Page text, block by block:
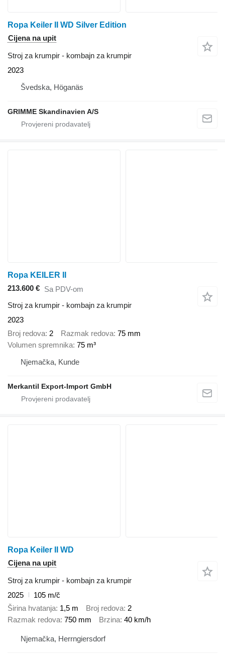
Ropa Keiler II WD Silver Edition
Cijena na upit
Stroj za krumpir - kombajn za krumpir
2023
Švedska, Höganäs
GRIMME Skandinavien A/S
Ropa KEILER II
213.600 € Sa PDV-om
Stroj za krumpir - kombajn za krumpir
2023
Broj redova 2 Razmak redova 75 mm
Volumen spremnika 75 m³
Njemačka, Kunde
Merkantil Export-Import GmbH
Ropa Keiler II WD
Cijena na upit
Stroj za krumpir - kombajn za krumpir
2025
105 m/č
Širina hvatanja 1,5 m Broj redova 2
Razmak redova 750 mm Brzina 40 km/h
Njemačka, Herrngiersdorf